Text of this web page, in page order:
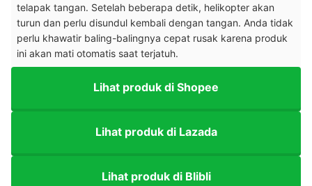
telapak tangan. Setelah beberapa detik, helikopter akan
turun dan perlu disundul kembali dengan tangan. Anda tidak
perlu khawatir baling-balingnya cepat rusak karena produk
ini akan mati otomatis saat terjatuh.
Lihat produk di Shopee
Lihat produk di Lazada
Lihat produk di Blibli